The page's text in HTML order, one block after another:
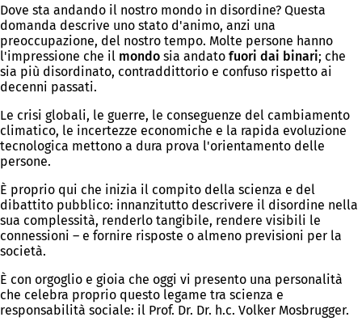
Dove sta andando il nostro mondo in disordine? Questa
domanda descrive uno stato d'animo, anzi una
preoccupazione, del nostro tempo. Molte persone hanno
l'impressione che il mondo sia andato fuori dai binari; che
sia più disordinato, contraddittorio e confuso rispetto ai
decenni passati.
Le crisi globali, le guerre, le conseguenze del cambiamento
climatico, le incertezze economiche e la rapida evoluzione
tecnologica mettono a dura prova l'orientamento delle
persone.
È proprio qui che inizia il compito della scienza e del
dibattito pubblico: innanzitutto descrivere il disordine nella
sua complessità, renderlo tangibile, rendere visibili le
connessioni – e fornire risposte o almeno previsioni per la
società.
È con orgoglio e gioia che oggi vi presento una personalità
che celebra proprio questo legame tra scienza e
responsabilità sociale: il Prof. Dr. Dr. h.c. Volker Mosbrugger.